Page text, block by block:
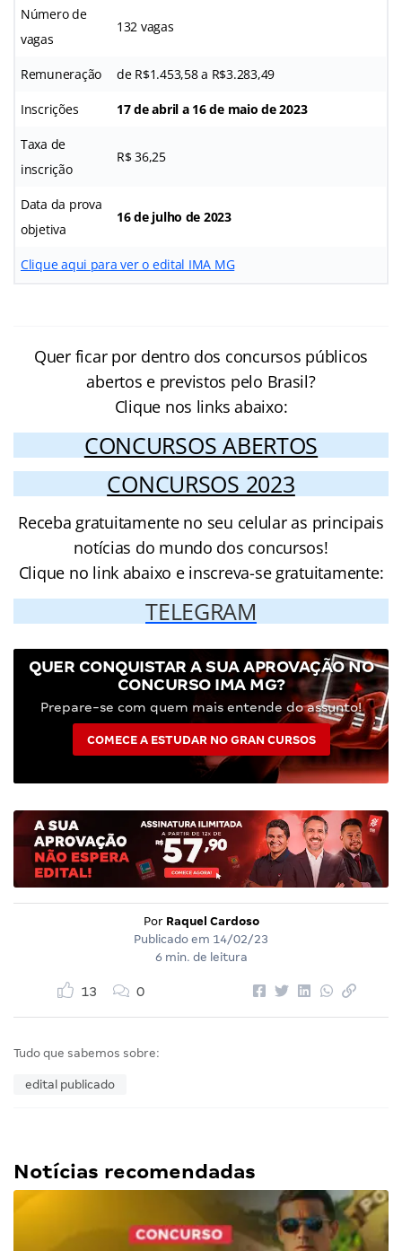
Número de
vagas
132 vagas
Remuneração de R$1.453,58 a R$3.283,49
Inscrições 17 de abril a 16 de maio de 2023
Taxa de
inscrição
R$ 36,25
Data da prova
objetiva
16 de julho de 2023
Clique aqui para ver o edital IMA MG
Quer ficar por dentro dos concursos públicos
abertos e previstos pelo Brasil?
Clique nos links abaixo:
CONCURSOS ABERTOS
CONCURSOS 2023
Receba gratuitamente no seu celular as principais
notícias do mundo dos concursos!
Clique no link abaixo e inscreva-se gratuitamente:
TELEGRAM
QUER CONQUISTAR A SUA APROVAÇÃO NO
CONCURSO IMA MG?
Prepare-se com quem mais entende do assunto!
COMECE A ESTUDAR NO GRAN CURSOS
Por Raquel Cardoso
Publicado em 14/02/23
6 min. de leitura
13 0
Tudo que sabemos sobre:
edital publicado
Notícias recomendadas